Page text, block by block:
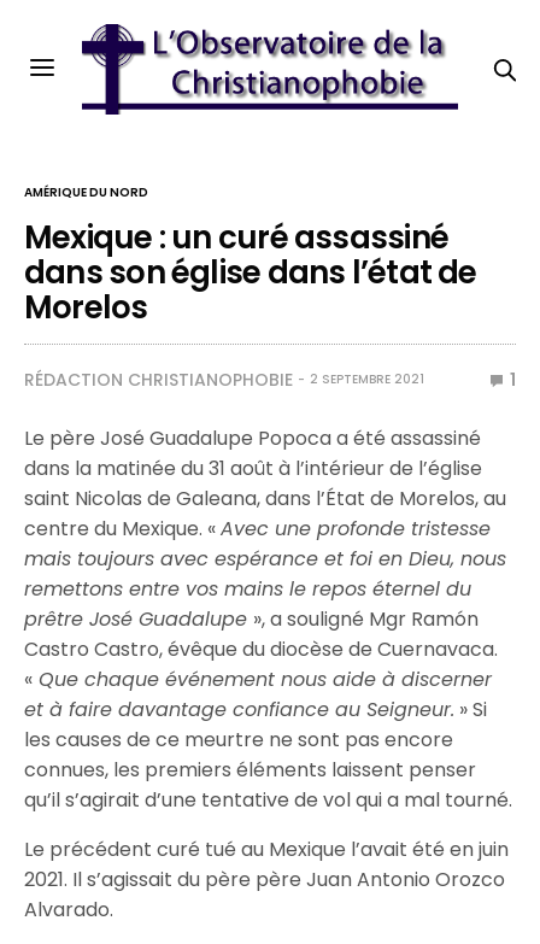
AMÉRIQUE DU NORD
Mexique : un curé assassiné
dans son église dans l’état de
Morelos
RÉDACTION CHRISTIANOPHOBIE 2 SEPTEMBRE 2021 1
Le père José Guadalupe Popoca a été assassiné
dans la matinée du 31 août à l’intérieur de l’église
saint Nicolas de Galeana, dans l’État de Morelos, au
centre du Mexique. «Avec une profonde tristesse
mais toujours avec espérance et foi en Dieu, nous
remettons entre vos mains le repos éternel du
prêtre José Guadalupe », a souligné Mgr Ramón
Castro Castro, évêque du diocèse de Cuernavaca.
« Que chaque événement nous aide à discerner
et à faire davantage confiance au Seigneur. » Si
les causes de ce meurtre ne sont pas encore
connues, les premiers éléments laissent penser
qu’il s’agirait d’une tentative de vol qui a mal tourné.
Le précédent curé tué au Mexique l’avait été en juin
2021. Il s’agissait du père père Juan Antonio Orozco
Alvarado.